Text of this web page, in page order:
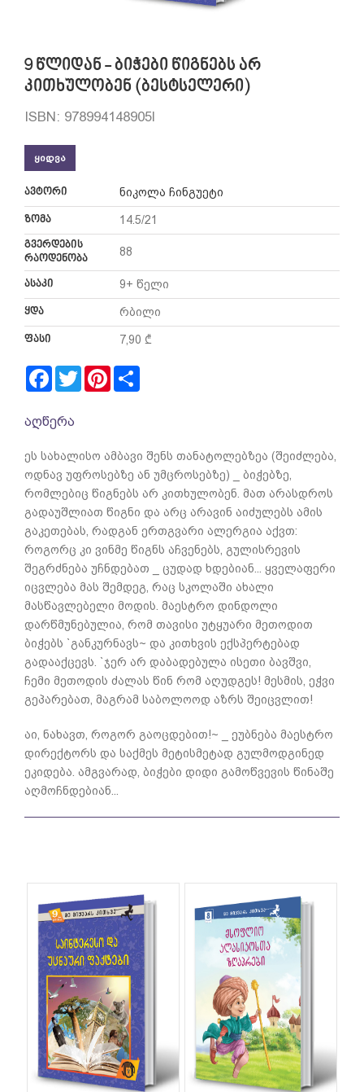
9 წლიდან - ბიჭები წიგნებს არ
კითხულობენ (ბესტსელერი)
ISBN: 978994148905l
ᲧᲘᲓᲕᲐ
ავტორი ნიკოლა ჩინგუეტი
ზომა
14.5/21
გვერდების
რაოდენობა
88
ასაკი 9+ წელი
ყდა რბილი
ფასი 7,90 ₾
Facebook
TwitterPinterest
აღწერა
ეს სახალისო ამბავი შენს თანატოლებზეა (შეიძლება,
ოდნავ უფროსებზე ან უმცროსებზე) _ ბიჭებზე,
რომლებიც წიგნებს არ კითხულობენ. მათ არასდროს
გადაუშლიათ წიგნი და არც არავინ აიძულებს ამის
გაკეთებას, რადგან ერთგვარი ალერგია აქვთ:
როგორც კი ვინმე წიგნს აჩვენებს, გულისრევის
შეგრძნება უჩნდებათ _ ცუდად ხდებიან... ყველაფერი
იცვლება მას შემდეგ, რაც სკოლაში ახალი
მასწავლებელი მოდის. მაესტრო დინდოლი
დარწმუნებულია, რომ თავისი უტყუარი მეთოდით
ბიჭებს `განკურნავს~ და კითხვის ექსპერტებად
გადააქცევს. `ჯერ არ დაბადებულა ისეთი ბავშვი,
ჩემი მეთოდის ძალას წინ რომ აღუდგეს! მესმის, ეჭვი
გეპარებათ, მაგრამ საბოლოოდ აზრს შეიცვლით!
აი, ნახავთ, როგორ გაოცდებით!~ _ ეუბნება მაესტრო
დირექტორს და საქმეს მეტისმეტად გულმოდგინედ
ეკიდება. ამგვარად, ბიჭები დიდი გამოწვევის წინაშე
აღმოჩნდებიან...